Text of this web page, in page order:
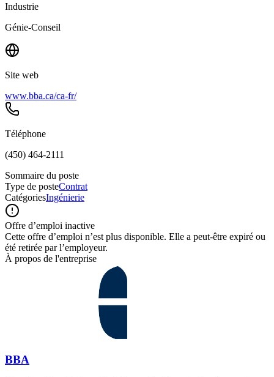
Industrie
Génie-Conseil
Site web
www.bba.ca/ca-fr/
Téléphone
(450) 464-2111
Sommaire du poste
Type de posteContrat
CatégoriesIngénierie
Offre d’emploi inactive
Cette offre d’emploi n’est plus disponible. Elle a peut-être expiré ou
été retirée par l’employeur.
À propos de l'entreprise
BBA